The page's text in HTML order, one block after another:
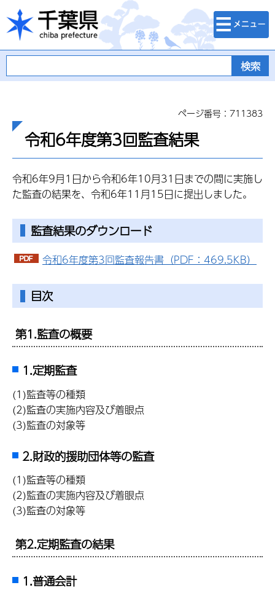
千葉県
検索・メニュ
ー
ページ番号：711383
令和6年度第3回監査結果
令和6年9月1日から令和6年10月31日までの間に実施し
た監査の結果を、令和6年11月15日に提出しました。
監査結果のダウンロード
令和6年度第3回監査報告書（PDF：469.5KB）
目次
第1.監査の概要
1.定期監査
(1)監査等の種類
(2)監査の実施内容及び着眼点
(3)監査の対象等
2.財政的援助団体等の監査
(1)監査等の種類
(2)監査の実施内容及び着眼点
(3)監査の対象等
第2.定期監査の結果
1.普通会計